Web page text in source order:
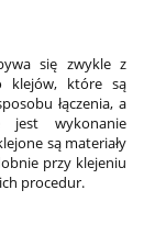
się zwykle z
klejów, które są
łączenia, a
jest wykonanie
są materiały
przy klejeniu
procedur.